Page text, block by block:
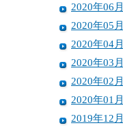
2020年06月
2020年05月
2020年04月
2020年03月
2020年02月
2020年01月
2019年12月